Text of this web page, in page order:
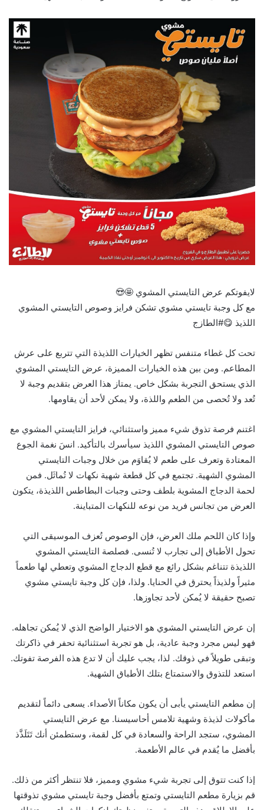
لايفوتكم عرض التايستي المشوي 🤩😍
مع كل وجبة تايستي مشوي تشكن فرايز وصوص التايستي المشوي
اللذيذ 😋#الطازج
تحت كل غطاء متنفس تظهر الخيارات اللذيذة التي تتربع على عرش
المطاعم. ومن بين هذه الخيارات المميزة، عرض التايستي المشوي
الذي يستحق التجربة بشكل خاص. يمتاز هذا العرض بتقديم وجبة لا
تُعد ولا تُحصى من الطعم واللذة، ولا يمكن لأحد أن يقاومها.
اغتنم فرصة تذوق شيء مميز واستثنائي، فرايز التايستي المشوي مع
صوص التايستي المشوي اللذيذ سيأسرك بالتأكيد. انسَ نغمة الجوع
المعتادة وتعرف على طعم لا يُقاوَم من خلال وجبات التايستي
المشوي الشهية. تجتمع في كل قطعة شهية نكهات لا تُماثَل. فمن
لحمة الدجاج المشوية بلطف وحتى وجبات البطاطس اللذيذة، يتكون
العرض من تجانس فريد من نوعه للنكهات المتباينة.
وإذا كان اللحم ملك العرض، فإن الوصوص تُعزف الموسيقى التي
تحول الأطباق إلى تجارب لا تُنسى. فصلصة التايستي المشوي
اللذيذة تتناغم بشكل رائع مع قطع الدجاج المشوي وتعطي لها طعماً
مثيراً ولذيذاً يحترق في الحنايا. ولذا، فإن كل وجبة تايستي مشوي
تصبح حقيقة لا يُمكن لأحد تجاوزها.
إن عرض التايستي المشوي هو الاختيار الواضح الذي لا يُمكن تجاهله.
فهو ليس مجرد وجبة عادية، بل هو تجربة استثنائية تحفر في ذاكرتك
وتبقى طويلاً في ذوقك. لذا، يجب عليك أن لا تدع هذه الفرصة تفوتك.
استعد للتذوق والاستمتاع بتلك الأطباق الشهية.
إن مطعم التايستي يأبى أن يكون مكاناً الأصداء. يسعى دائماً لتقديم
مأكولات لذيذة وشهية تلامس أحاسيسنا. مع عرض التايستي
المشوي، ستجد الراحة والسعادة في كل لقمة، وستطمئن أنك تَتَلَذَّذ
بأفضل ما يُقدم في عالم الأطعمة.
إذا كنت تتوق إلى تجربة شيء مشوي ومميز، فلا تنتظر أكثر من ذلك.
قم بزيارة مطعم التايستي وتمتع بأفضل وجبة تايستي مشوي تذوقتها